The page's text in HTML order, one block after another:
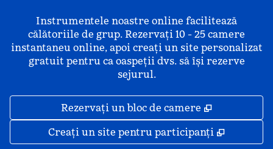
Instrumentele noastre online facilitează
călătoriile de grup. Rezervați 10 - 25 camere
instantaneu online, apoi creați un site personalizat
gratuit pentru ca oaspeții dvs. să își rezerve
sejurul.
Rezervați un bloc de camere ,
Creați un site pentru participanți ,